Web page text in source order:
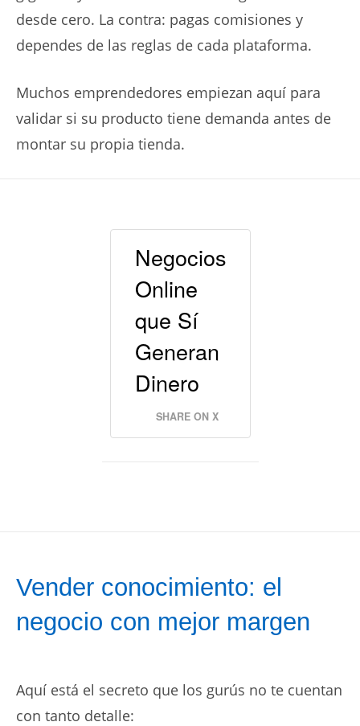
desde cero. La contra: pagas comisiones y
dependes de las reglas de cada plataforma.
Muchos emprendedores empiezan aquí para
validar si su producto tiene demanda antes de
montar su propia tienda.
Negocios
Online
que Sí
Generan
Dinero
SHARE ON X
Vender conocimiento: el
negocio con mejor margen
Aquí está el secreto que los gurús no te cuentan
con tanto detalle: